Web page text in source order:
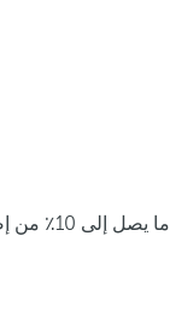
ما يصل إلى 10٪ من إضافية لكل غرفة تراكم